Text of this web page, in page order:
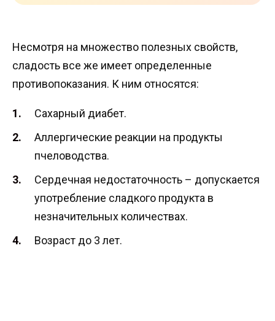
Несмотря на множество полезных свойств,
сладость все же имеет определенные
противопоказания. К ним относятся:
Сахарный диабет.
Аллергические реакции на продукты
пчеловодства.
Сердечная недостаточность – допускается
употребление сладкого продукта в
незначительных количествах.
Возраст до 3 лет.